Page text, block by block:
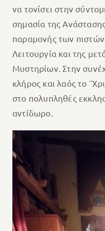
να τονίσει στην
σημασία της
παραμονής των
Λειτουργία και της
Μυστηρίων. Στην
κλήρος και λαός το
στο πολυπληθές
αντίδωρο.